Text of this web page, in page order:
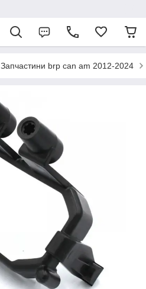
Запчастини brp can am 2012-2024